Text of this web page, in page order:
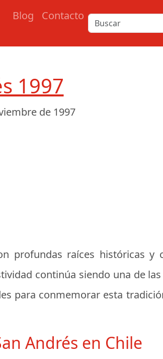
Blog Contacto
1997
de 1997
profundas raíces históricas y
continúa siendo una de
para conmemorar esta
Andrés en Chile